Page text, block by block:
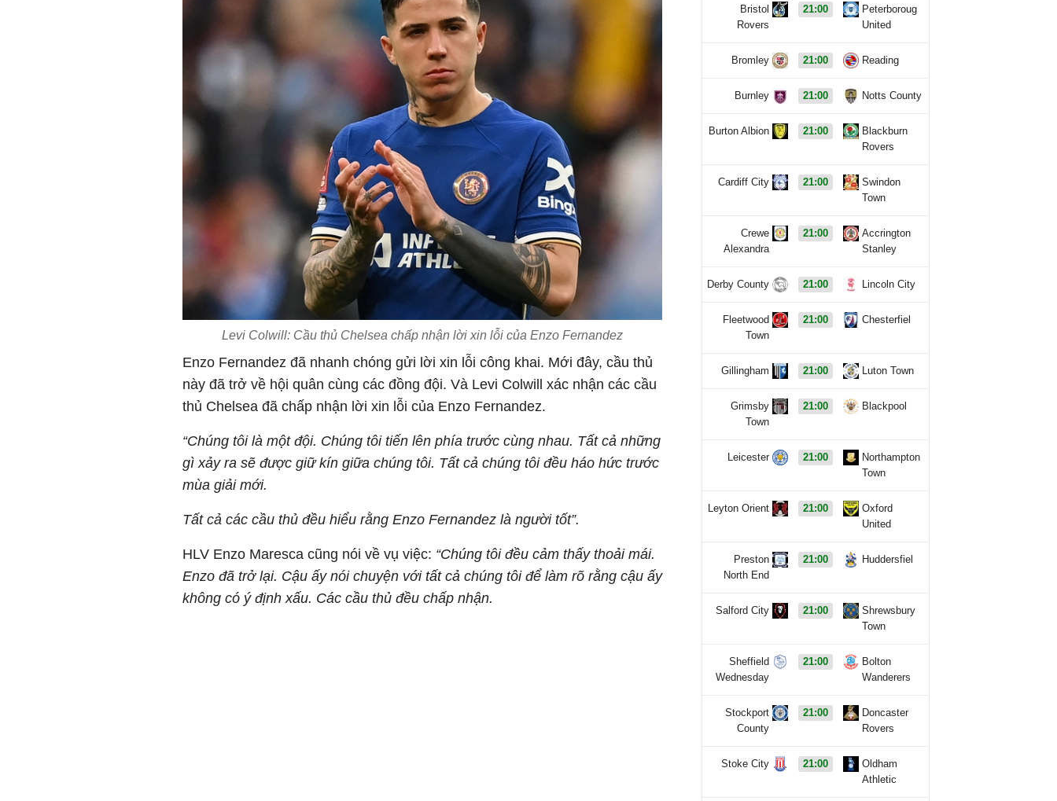
Levi Colwill: Cầu thủ Chelsea chấp nhận lời xin lỗi của Enzo Fernandez
Enzo Fernandez đã nhanh chóng gửi lời xin lỗi công khai. Mới đây, cầu thủ
này đã trở về hội quân cùng các đồng đội. Và Levi Colwill xác nhận các cầu
thủ Chelsea đã chấp nhận lời xin lỗi của Enzo Fernandez.
“Chúng tôi là một đội. Chúng tôi tiến lên phía trước cùng nhau. Tất cả những
gì xảy ra sẽ được giữ kín giữa chúng tôi. Tất cả chúng tôi đều háo hức trước
mùa giải mới.
Tất cả các cầu thủ đều hiểu rằng Enzo Fernandez là người tốt”.
HLV Enzo Maresca cũng nói về vụ việc: “Chúng tôi đều cảm thấy thoải mái.
Enzo đã trở lại. Cậu ấy nói chuyện với tất cả chúng tôi để làm rõ rằng cậu ấy
không có ý định xấu. Các cầu thủ đều chấp nhận.
Bristol
Rovers
21:00
Peterboroug
United
Bromley 21:00 Reading
Burnley 21:00 Notts County
Burton Albion 21:00
Blackburn
Rovers
Cardiff City 21:00
Swindon
Town
Crewe
Alexandra
21:00
Accrington
Stanley
Derby County 21:00 Lincoln City
Fleetwood
Town
21:00 Chesterfiel
Gillingham 21:00 Luton Town
Grimsby
Town
21:00 Blackpool
Leicester 21:00
Northampton
Town
Leyton Orient 21:00
Oxford
United
Preston
North End
21:00 Huddersfiel
Salford City 21:00
Shrewsbury
Town
Sheffield
Wednesday
21:00
Bolton
Wanderers
Stockport
County
21:00
Doncaster
Rovers
Stoke City 21:00
Oldham
Athletic